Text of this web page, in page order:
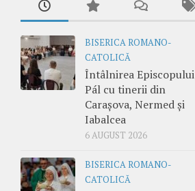
BISERICA ROMANO-
CATOLICĂ
Întâlnirea Episcopului
Pál cu tinerii din
Carașova, Nermed și
Iabalcea
6 AUGUST 2026
BISERICA ROMANO-
CATOLICĂ